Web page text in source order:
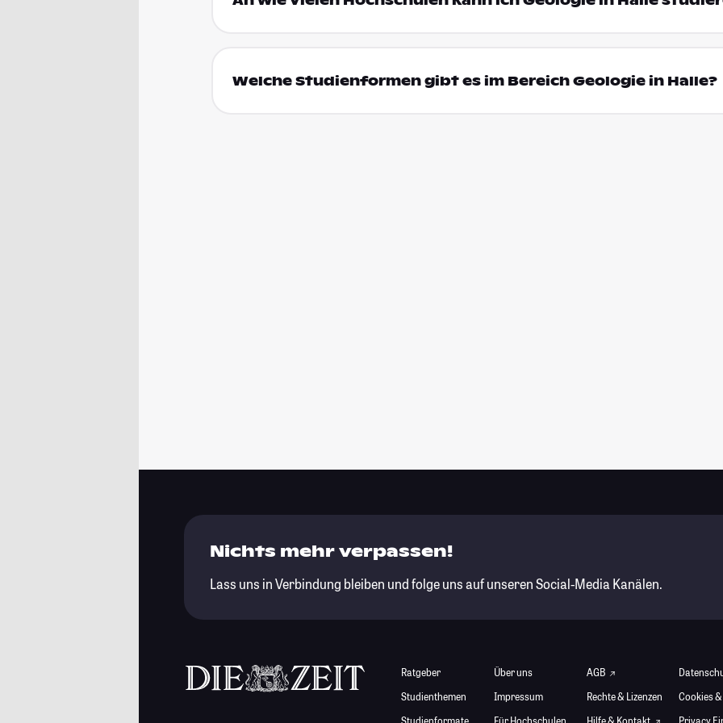
Welche Studienformen gibt es im Bereich Geologie in Halle?
Nichts mehr verpassen!
Lass uns in Verbindung bleiben und folge uns auf unseren Social-Media Kanälen.
Ratgeber
Studienthemen
Studienformate
Über uns
Impressum
Für Hochschulen
AGB
Rechte & Lizenzen
Hilfe & Kontakt
Cookies
Privacy